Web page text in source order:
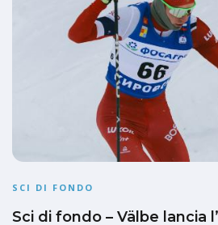
SCI DI FONDO
Sci di fondo – Välbe lancia